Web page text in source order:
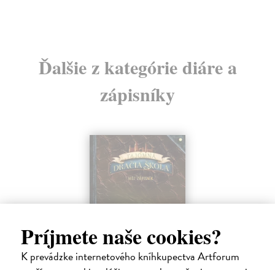
Príjmete naše cookies?
K prevádzke internetového kníhkupectva Artforum
Ďalšie z kategórie diáre a
zápisníky